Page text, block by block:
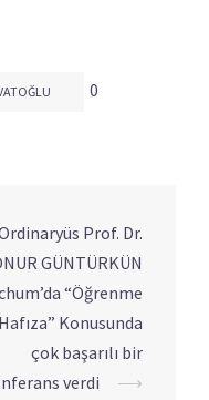
0
Prof. Dr.
GÜNTÜRKÜN
“Öğrenme
Konusunda
çok başarılı bir
verdi
⟶